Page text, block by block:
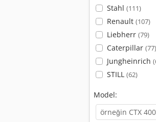
Stahl (111)
Renault (107)
Liebherr (79)
Caterpillar (77)
Jungheinrich
STILL (62)
Model: